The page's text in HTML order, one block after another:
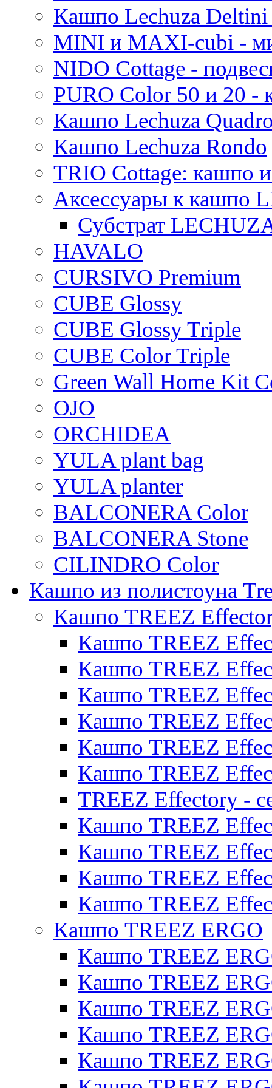
Кашпо Lechuza
MINI и MAXI-cubi -
NIDO Cottage -
PURO Color 50 и 20
Кашпо Lechuza
Кашпо Lechuza Rondo
TRIO Cottage: кашпо
Аксессуары к кашпо
Субстрат
HAVALO
CURSIVO Premium
CUBE Glossy
CUBE Glossy Triple
CUBE Color Triple
Green Wall Home Kit
OJO
ORCHIDEA
YULA plant bag
YULA planter
BALCONERA Color
BALCONERA Stone
CILINDRO Color
Кашпо из полистоуна
Кашпо TREEZ
Кашпо TREEZ
Кашпо TREEZ
Кашпо TREEZ
Кашпо TREEZ
Кашпо TREEZ
Кашпо TREEZ
TREEZ Effectory -
Кашпо TREEZ
Кашпо TREEZ
Кашпо TREEZ
Кашпо TREEZ
Кашпо TREEZ ERGO
Кашпо TREEZ
Кашпо TREEZ
Кашпо TREEZ
Кашпо TREEZ
Кашпо TREEZ